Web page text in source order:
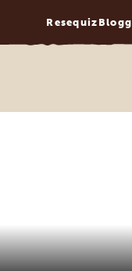
Resequiz Blogg